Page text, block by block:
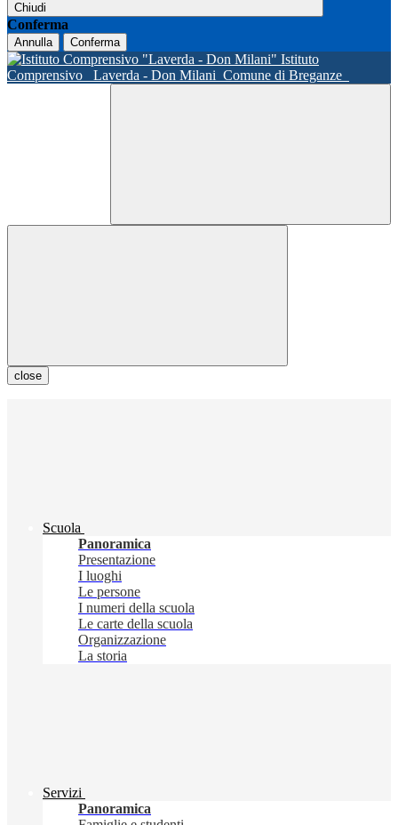
Chiudi
Conferma
Annulla Conferma
Istituto
Comprensivo
Laverda - Don Milani Comune di Breganze
close
Scuola
Panoramica
Presentazione
I luoghi
Le persone
I numeri della scuola
Le carte della scuola
Organizzazione
La storia
Servizi
Panoramica